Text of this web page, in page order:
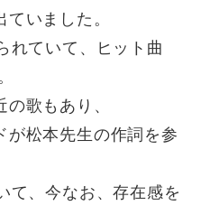
いました。
れていて、ヒット曲
歌もあり、
が松本先生の作詞を参
て、今なお、存在感を